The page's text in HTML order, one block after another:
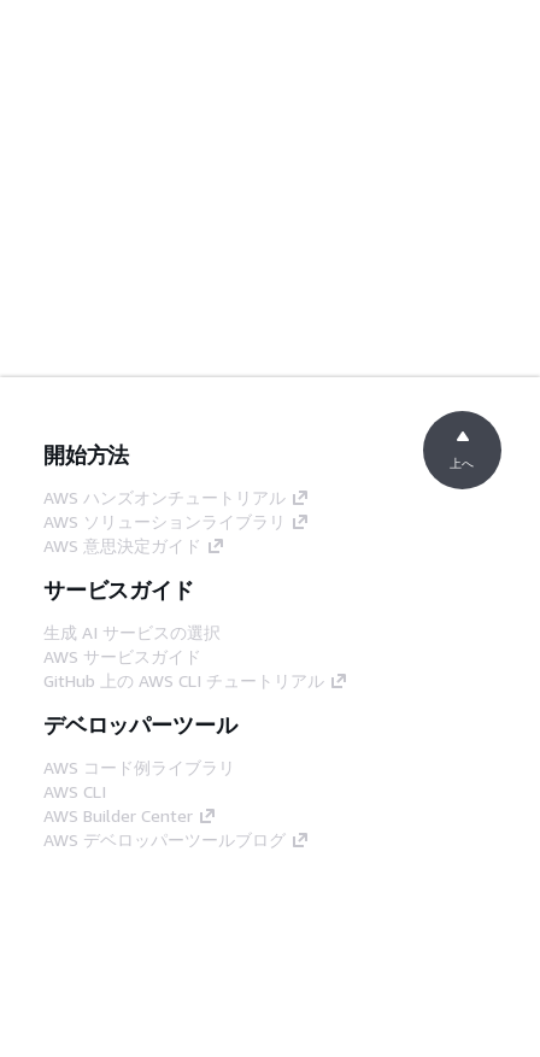
開始方法
AWS ハンズオンチュートリアル
AWS ソリューションライブラリ
AWS 意思決定ガイド
サービスガイド
生成 AI サービスの選択
AWS サービスガイド
GitHub 上の AWS CLI チュートリアル
デベロッパーツール
AWS コード例ライブラリ
AWS CLI
AWS Builder Center
AWS デベロッパーツールブログ
上へ